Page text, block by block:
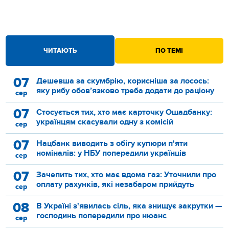
ЧИТАЮТЬ ПО ТЕМІ
07
сер
Дешевша за скумбрію, корисніша за лосось:
яку рибу обов’язково треба додати до раціону
07
сер
Стосується тих, хто має карточку Ощадбанку:
українцям скасували одну з комісій
07
сер
Нацбанк виводить з обігу купюри п'яти
номіналів: у НБУ попередили українців
07
сер
Зачепить тих, хто має вдома газ: Уточнили про
оплату рахунків, які незабаром прийдуть
08
сер
В Україні з'явилась сіль, яка знищує закрутки —
господинь попередили про нюанс